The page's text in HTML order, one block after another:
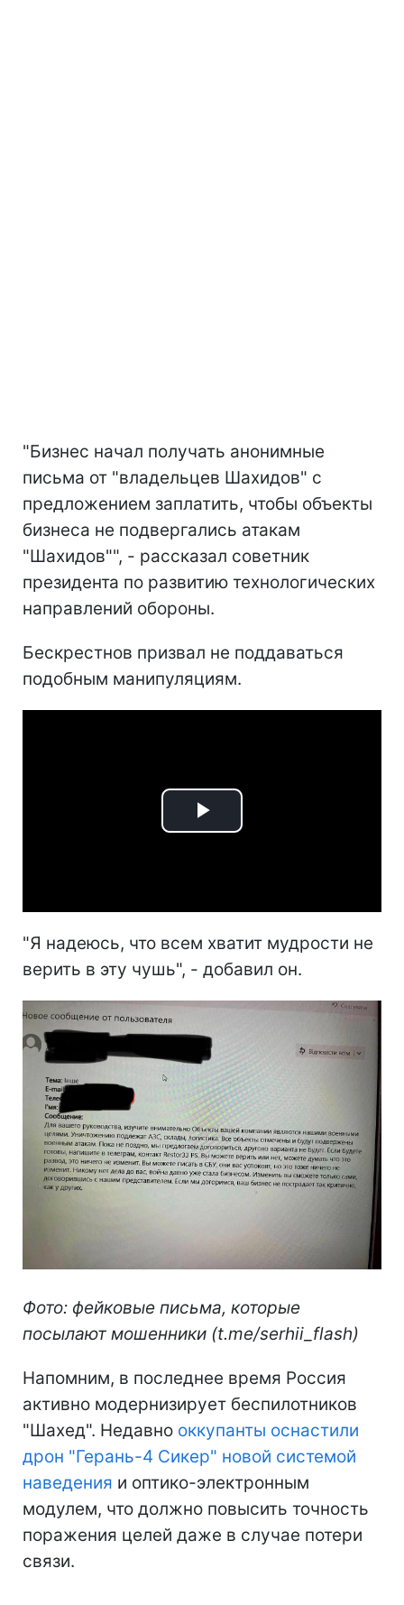
"Бизнес начал получать анонимные
письма от "владельцев Шахидов" с
предложением заплатить, чтобы объекты
бизнеса не подвергались атакам
"Шахидов"", - рассказал советник
президента по развитию технологических
направлений обороны.
Бескрестнов призвал не поддаваться
подобным манипуляциям.
Play
"Я надеюсь, что всем хватит мудрости не
верить в эту чушь", - добавил он.
Фото: фейковые письма, которые
посылают мошенники (t.me/serhii_flash)
Напомним, в последнее время Россия
активно модернизирует беспилотников
"Шахед". Недавно оккупанты оснастили
дрон "Герань-4 Сикер" новой системой
наведения и оптико-электронным
модулем, что должно повысить точность
поражения целей даже в случае потери
связи.